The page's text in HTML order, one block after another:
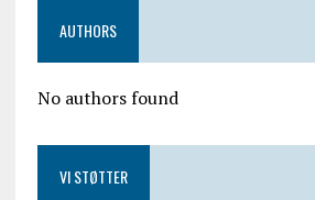
AUTHORS
No authors found
VI STØTTER